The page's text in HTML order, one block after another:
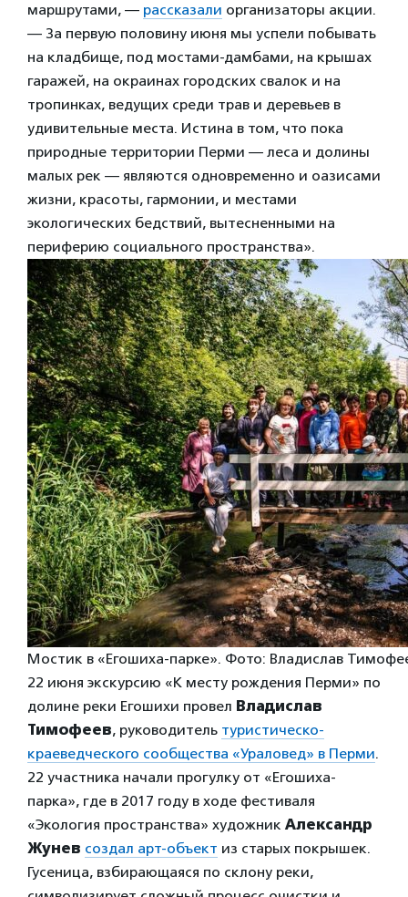
маршрутами, — рассказали организаторы акции.
— За первую половину июня мы успели побывать
на кладбище, под мостами-дамбами, на крышах
гаражей, на окраинах городских свалок и на
тропинках, ведущих среди трав и деревьев в
удивительные места. Истина в том, что пока
природные территории Перми — леса и долины
малых рек — являются одновременно и оазисами
жизни, красоты, гармонии, и местами
экологических бедствий, вытесненными на
периферию социального пространства».
Мостик в «Егошиха-парке». Фото: Владислав
22 июня экскурсию «К месту рождения Перми» по
долине реки Егошихи провел Владислав
Тимофеев, руководитель туристическо-
краеведческого сообщества «Ураловед» в Перми.
22 участника начали прогулку от «Егошиха-
парка», где в 2017 году в ходе фестиваля
«Экология пространства» художник Александр
Жунев создал арт-объект из старых покрышек.
Гусеница, взбирающаяся по склону реки,